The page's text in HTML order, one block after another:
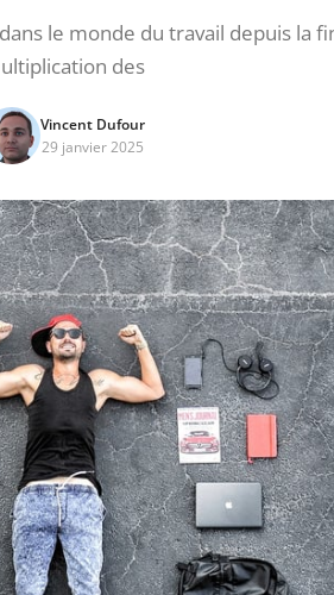
le monde du travail depuis la
des
Vincent Dufour
29 janvier 2025